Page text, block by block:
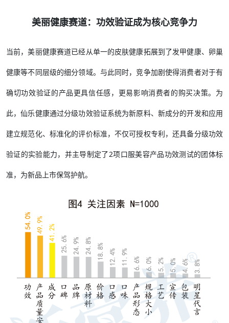
美丽健康赛道：功效验证成为核心竞争力
当前，美丽健康赛道已经从单一的皮肤健康拓展到了发甲健康、卵巢
健康等不同层级的细分领域。与此同时，竞争加剧使得消费者对于有
确切功效验证的产品更具信任感，更易影响消费者的购买决策。为
此，仙乐健康通过分级功效验证系统为新原料、新成分的开发和应用
建立规范化、标准化的评价标准，不仅可授权专利，还具备分级功效
验证的实验能力，并主导制定了2项口服美容产品功效测试的团体标
准，为新品上市保驾护航。